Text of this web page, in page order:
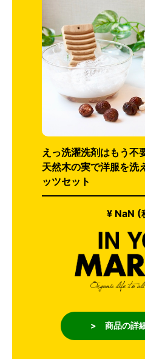
えっ洗濯洗剤はもう不
天然木の実で洋服を洗
ッツセット
¥ NaN (
> 商品の詳